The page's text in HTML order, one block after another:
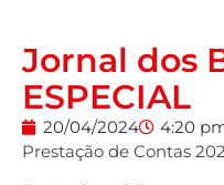
Jornal dos
ESPECIAL
20/04/2024
4:20
Prestação de Contas